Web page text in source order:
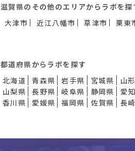
滋賀県のその他のエリアからラボを探
大津市
近江八幡市 草津市 栗東
都道府県からラボを探す
北海道
青森県 岩手県 宮城県
山
山梨県
長野県 岐阜県 静岡県
愛
香川県
愛媛県 福岡県 佐賀県 長